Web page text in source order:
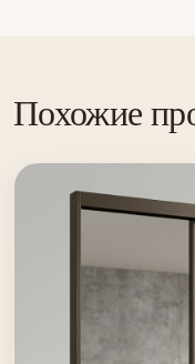
Похожие